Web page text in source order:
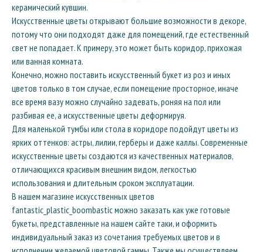
керамический кувшин.
Искусственные цветы открывают большие возможности в декоре,
потому что они подходят даже для помещений, где естественный
свет не попадает. К примеру, это может быть коридор, прихожая
или ванная комната.
Конечно, можно поставить искусственный букет из роз и иных
цветов только в том случае, если помещение просторное, иначе
все время вазу можно случайно задевать, роняя на пол или
разбивая ее, а искусственные цветы деформируя.
Для маленькой тумбы или стола в коридоре подойдут цветы из
ярких оттенков: астры, лилии, герберы и даже каллы. Современные
искусственные цветы создаются из качественных материалов,
отличающихся красивым внешним видом, легкостью
использования и длительным сроком эксплуатации.
В нашем магазине искусственных цветов
fantastic_plastic_boombastic можно заказать как уже готовые
букеты, представленные на нашем сайте таки, и оформить
индивидуальный заказ из сочетания требуемых цветов и в